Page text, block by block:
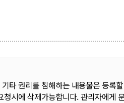
타 권리를 침해하는 내용물은 등록
시에 삭제가능합니다. 관리자에게